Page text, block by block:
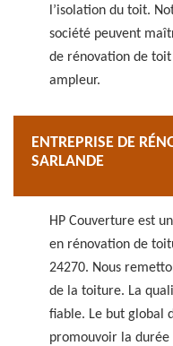
l’isolation du toit.
société peuvent
de rénovation de
ampleur.
ENTREPRISE DE
SARLANDE
HP Couverture est
en rénovation de
24270. Nous
de la toiture. La
fiable. Le but global
promouvoir la